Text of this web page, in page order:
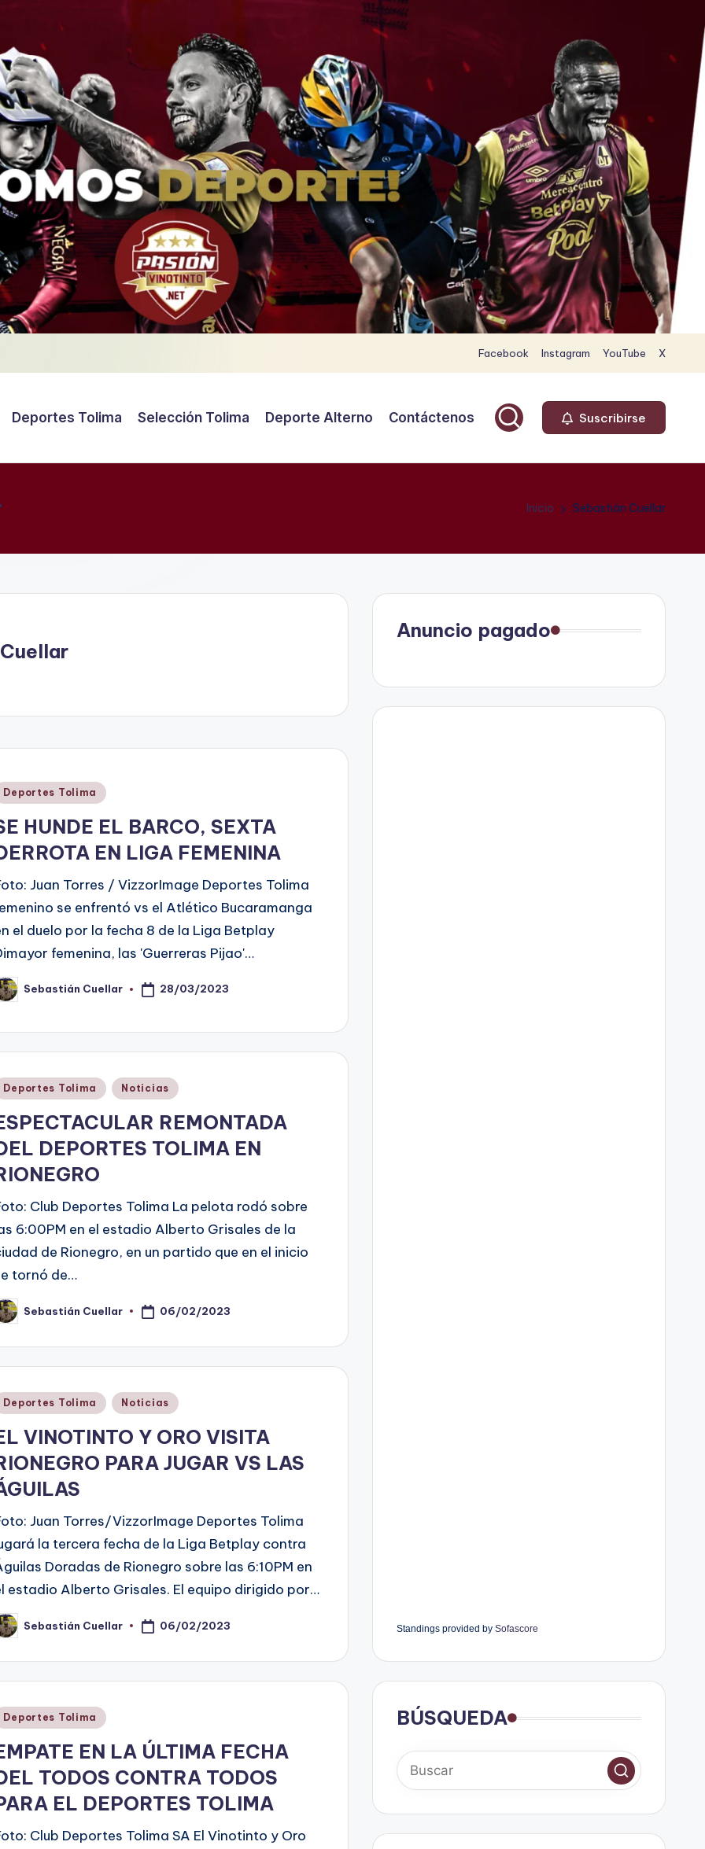
Facebook Instagram YouTube X
Deportes Tolima Selección Tolima Deporte Alterno Contáctenos Suscribirse
Inicio Sebastián Cuellar
Deportes Tolima
HUNDE EL BARCO, SEXTA
EN LIGA FEMENINA
Juan Torres / VizzorImage Deportes Tolima
se enfrentó vs el Atlético Bucaramanga
el duelo por la fecha 8 de la Liga Betplay
femenina, las 'Guerreras Pijao'…
Sebastián Cuellar 28/03/2023
Deportes Tolima Noticias
REMONTADA
DEPORTES TOLIMA EN
Club Deportes Tolima La pelota rodó sobre
6:00PM en el estadio Alberto Grisales de la
de Rionegro, en un partido que en el inicio
tornó de…
Sebastián Cuellar 06/02/2023
Deportes Tolima Noticias
VINOTINTO Y ORO VISITA
PARA JUGAR VS LAS
Juan Torres/VizzorImage Deportes Tolima
la tercera fecha de la Liga Betplay contra
Doradas de Rionegro sobre las 6:10PM en
estadio Alberto Grisales. El equipo dirigido por…
Sebastián Cuellar 06/02/2023
Deportes Tolima
EN LA ÚLTIMA FECHA
TODOS CONTRA TODOS
EL DEPORTES TOLIMA
Club Deportes Tolima SA El Vinotinto y Oro
Anuncio pagado
Standings provided by Sofascore
BÚSQUEDA